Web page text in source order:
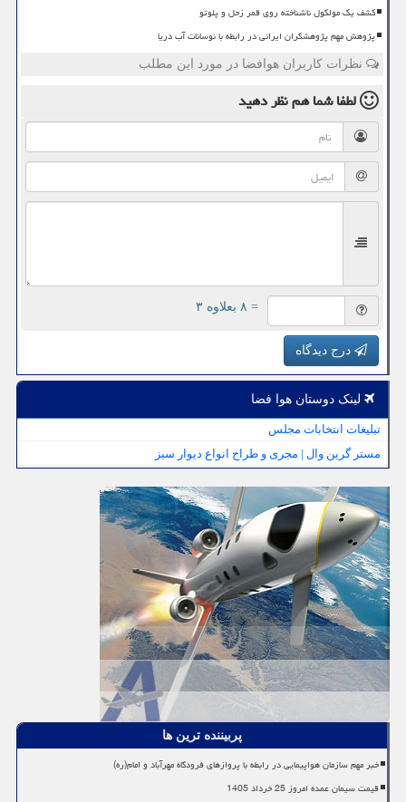
کشف یک مولکول ناشناخته روی قمر زحل و پلوتو
پژوهش مهم پژوهشگران ایرانی در رابطه با نوسانات آب دریا
نظرات کاربران هوافضا در مورد این مطلب
لطفا شما همنظر دهید
= ۸ بعلاوه ۳
درج دیدگاه
لینک دوستان هوا فضا
تبلیغات انتخابات مجلس
مستر گرین وال | مجری و طراح انواع دیوار سبز
پربیننده ترین ها
خبر مهم سازمان هواپیمایی در رابطه با پروازهای فرودگاه مهرآباد و امام(ره)
قیمت سیمان عمده امروز 25 خرداد 1405